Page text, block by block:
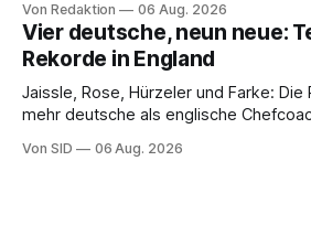
Von Redaktion 06 Aug. 2026
Vier deutsche, neun neue:
Rekorde in England
Jaissle, Rose, Hürzeler und Farke:
mehr deutsche als englische
Von SID 06 Aug. 2026